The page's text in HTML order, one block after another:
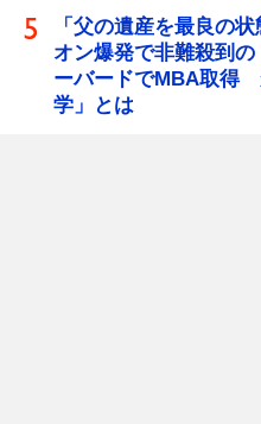
「父の遺産を最良の
オン爆発で非難殺到
ーバードでMBA取得
学」とは